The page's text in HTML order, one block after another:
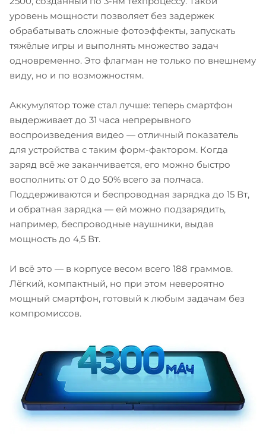
уровень мощности позволяет без задержек
обрабатывать сложные фотоэффекты, запускать
тяжёлые игры и выполнять множество задач
одновременно. Это флагман не только по внешнему
виду, но и по возможностям.
Аккумулятор тоже стал лучше: теперь смартфон
выдерживает до 31 часа непрерывного
воспроизведения видео — отличный показатель
для устройства с таким форм-фактором. Когда
заряд всё же заканчивается, его можно быстро
восполнить: от 0 до 50% всего за полчаса.
Поддерживаются и беспроводная зарядка до 15 Вт,
и обратная зарядка — ей можно подзарядить,
например, беспроводные наушники, выдав
мощность до 4,5 Вт.
И всё это — в корпусе весом всего 188 граммов.
Лёгкий, компактный, но при этом невероятно
мощный смартфон, готовый к любым задачам без
компромиссов.